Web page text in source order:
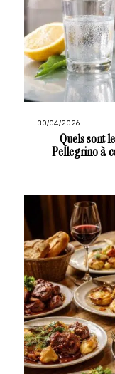
30/04/2026
Quels sont
Pellegrino à